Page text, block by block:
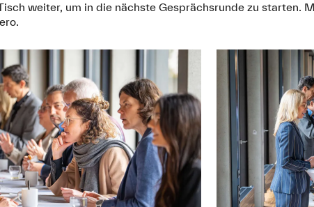
weiter, um in die nächste Gesprächsrunde zu starten.